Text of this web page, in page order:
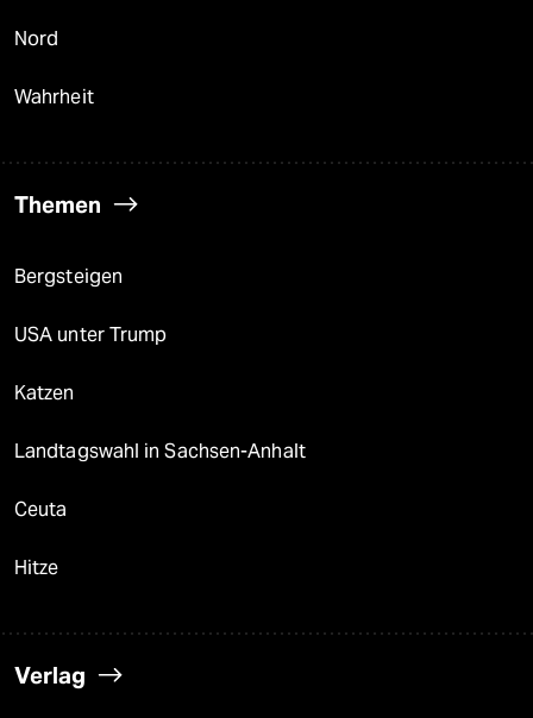
Nord
Wahrheit
Themen
Bergsteigen
USA unter Trump
Katzen
Landtagswahl in Sachsen-Anhalt
Ceuta
Hitze
Verlag